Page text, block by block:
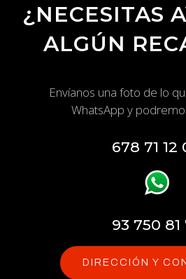
¿NECESITAS
ALGÚN
Envíanos una foto de lo
WhatsApp y
678 71 12
93 750 81
DIRECCIÓN Y